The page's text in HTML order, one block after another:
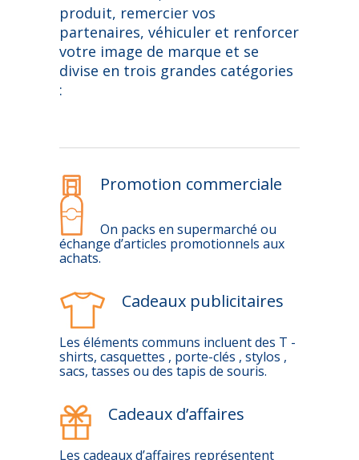
produit, remercier vos
partenaires, véhiculer et renforcer
votre image de marque et se
divise en trois grandes catégories
:
Promotion commerciale
On packs en supermarché ou
échange d’articles promotionnels aux
achats.
Cadeaux publicitaires
Les éléments communs incluent des T -
shirts, casquettes , porte-clés , stylos ,
sacs, tasses ou des tapis de souris.
Cadeaux d’affaires
Les cadeaux d’affaires représentent